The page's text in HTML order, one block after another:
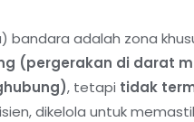
bandara adalah zona
(pergerakan di darat
, tetapi tidak
dikelola untuk